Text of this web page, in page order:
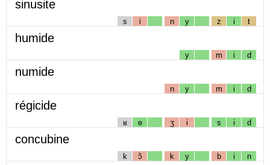
sinusite
s i n y z i t
humide
y m i d
numide
n y m i d
régicide
ʁ e ʒ i s i d
concubine
k ɔ̃ k y b i n